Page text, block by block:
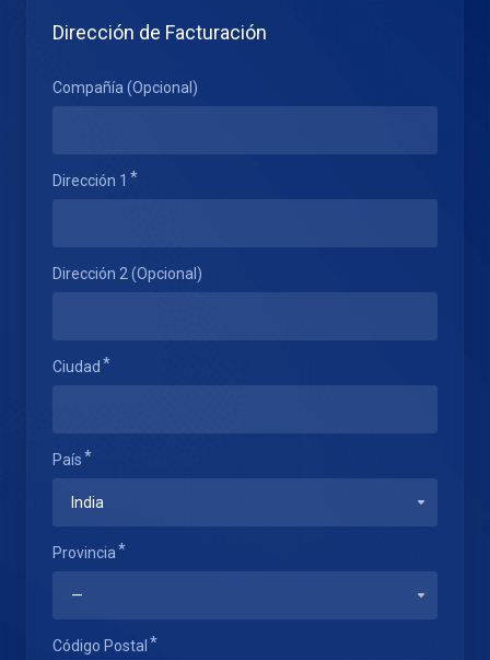
Dirección de Facturación
Compañía (Opcional)
Dirección 1
Dirección 2 (Opcional)
Ciudad
País
Provincia
Código Postal